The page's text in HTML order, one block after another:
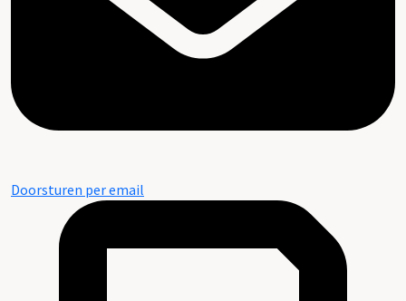
Doorsturen per email